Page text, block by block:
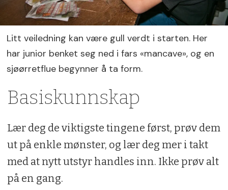
Litt veiledning kan være gull verdt i starten. Her
har junior benket seg ned i fars «mancave», og en
sjøørretflue begynner å ta form.
Basiskunnskap
Lær deg de viktigste tingene først, prøv dem
ut på enkle mønster, og lær deg mer i takt
med at nytt utstyr handles inn. Ikke prøv alt
på en gang.